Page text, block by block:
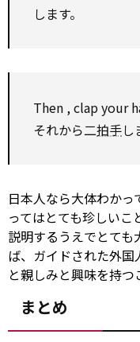
します。
Then , clap your
それから二拍手し
日本人なら大体わか
ってはとても珍しい
説明するうえでとて
ば、ガイドされた外
と親しみと興味を持つ
まとめ